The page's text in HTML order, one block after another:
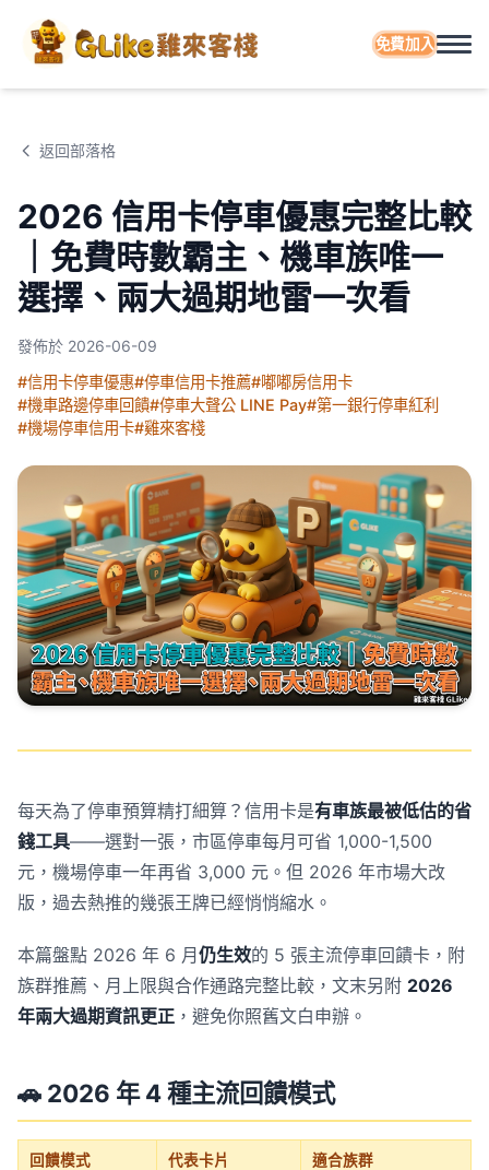
免費加入
返回部落格
2026 信用卡停車優惠完整比較
｜免費時數霸主、機車族唯一
選擇、兩大過期地雷一次看
發佈於 2026-06-09
#信用卡停車優惠#停車信用卡推薦#嘟嘟房信用卡
#機車路邊停車回饋#停車大聲公 LINE Pay#第一銀行停車紅利
#機場停車信用卡#雞來客棧
每天為了停車預算精打細算？信用卡是有車族最被低估的省
錢工具——選對一張，市區停車每月可省 1,000-1,500
元，機場停車一年再省 3,000 元。但 2026 年市場大改
版，過去熱推的幾張王牌已經悄悄縮水。
本篇盤點 2026 年 6 月仍生效的 5 張主流停車回饋卡，附
族群推薦、月上限與合作通路完整比較，文末另附 2026
年兩大過期資訊更正 ，避免你照舊文白申辦。
🚗 2026 年 4 種主流回饋模式
回饋模式 代表卡片 適合族群